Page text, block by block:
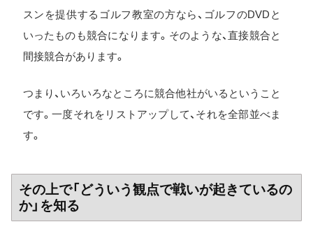
スンを提供するゴルフ教室の方なら、ゴルフのDVDと
いったものも競合になります。そのような、直接競合と
間接競合があります。
つまり、いろいろなところに競合他社がいるということ
です。一度それをリストアップして、それを全部並べま
す。
その上で「どういう観点で戦いが起きているの
か」を知る